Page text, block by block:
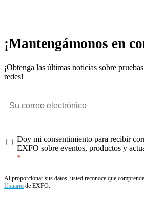
¡Mantengámonos en
¡Obtenga las últimas noticias sobre
redes!
Doy mi consentimiento para recibir
EXFO sobre eventos, productos y
Al proporcionar sus datos, usted reconoce que
Usuario de EXFO.